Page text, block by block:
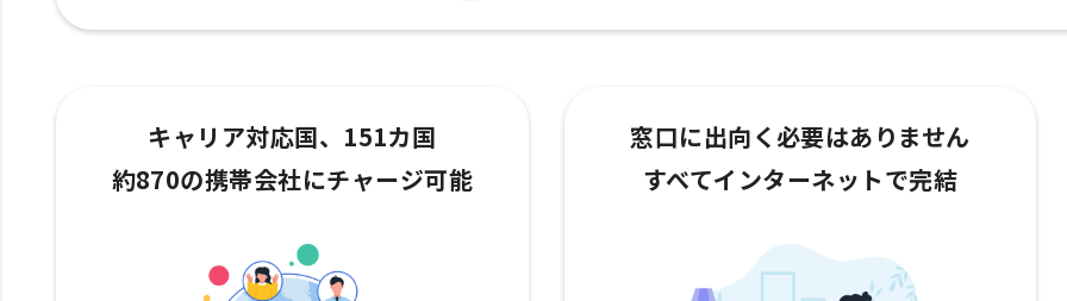
キャリア対応国、151カ国
約870の携帯会社にチャージ可能
窓口に出向く必要はありません
すべてインターネットで完結